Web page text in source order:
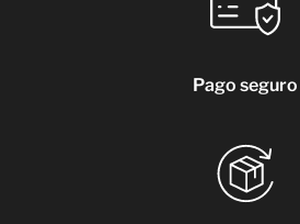
Pago seguro